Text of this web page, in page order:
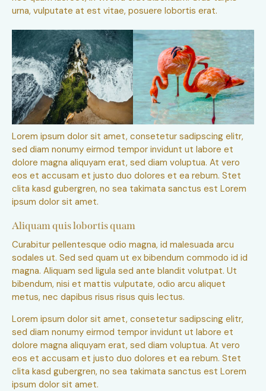
urna, vulputate at est vitae, posuere lobortis erat.
Lorem ipsum dolor sit amet, consetetur sadipscing elitr,
sed diam nonumy eirmod tempor invidunt ut labore et
dolore magna aliquyam erat, sed diam voluptua. At vero
eos et accusam et justo duo dolores et ea rebum. Stet
clita kasd gubergren, no sea takimata sanctus est Lorem
ipsum dolor sit amet.
Aliquam quis lobortis quam
Curabitur pellentesque odio magna, id malesuada arcu
sodales ut. Sed sed quam ut ex bibendum commodo id id
magna. Aliquam sed ligula sed ante blandit volutpat. Ut
bibendum, nisi et mattis vulputate, odio arcu aliquet
metus, nec dapibus risus risus quis lectus.
Lorem ipsum dolor sit amet, consetetur sadipscing elitr,
sed diam nonumy eirmod tempor invidunt ut labore et
dolore magna aliquyam erat, sed diam voluptua. At vero
eos et accusam et justo duo dolores et ea rebum. Stet
clita kasd gubergren, no sea takimata sanctus est Lorem
ipsum dolor sit amet.